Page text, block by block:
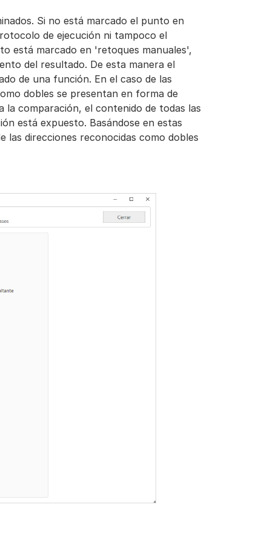
Si no está marcado el punto en
de ejecución ni tampoco el
está marcado en 'retoques manuales',
del resultado. De esta manera el
de una función. En el caso de las
dobles se presentan en forma de
la comparación, el contenido de todas las
está expuesto. Basándose en estas
las direcciones reconocidas como dobles